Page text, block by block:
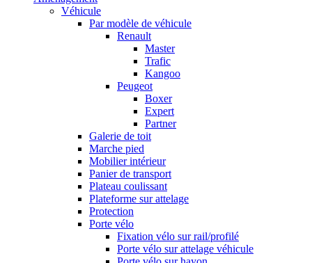
Véhicule
Par modèle de véhicule
Renault
Master
Trafic
Kangoo
Peugeot
Boxer
Expert
Partner
Galerie de toit
Marche pied
Mobilier intérieur
Panier de transport
Plateau coulissant
Plateforme sur attelage
Protection
Porte vélo
Fixation vélo sur rail/profilé
Porte vélo sur attelage véhicule